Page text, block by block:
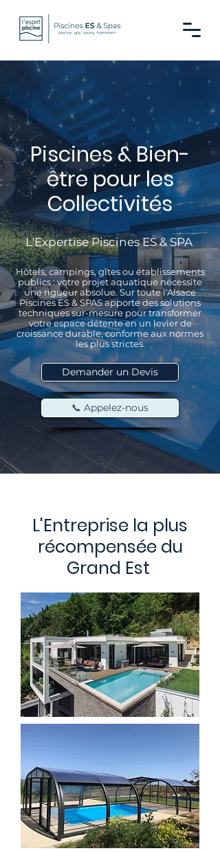
Piscines & Bien-
être pour les
Collectivités
L'Expertise Piscines ES & SPA
Hôtels, campings, gîtes ou établissements
publics : votre projet aquatique nécessite
une rigueur absolue. Sur toute l'Alsace
Piscines ES & SPAS apporte des solutions
techniques sur-mesure pour transformer
votre espace détente en un levier de
croissance durable, conforme aux normes
les plus strictes.
Demander un Devis
📞 Appelez-nous
L'Entreprise la plus
récompensée du
Grand Est